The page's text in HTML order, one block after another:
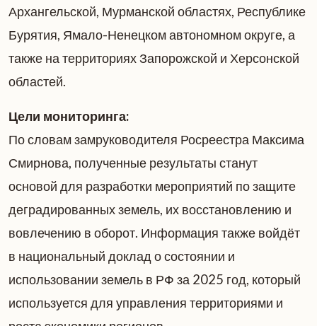
Архангельской, Мурманской областях, Республике
Бурятия, Ямало-Ненецком автономном округе, а
также на территориях Запорожской и Херсонской
областей.
Цели мониторинга:
По словам замруководителя Росреестра Максима
Смирнова, полученные результаты станут
основой для разработки мероприятий по защите
деградированных земель, их восстановлению и
вовлечению в оборот. Информация также войдёт
в национальный доклад о состоянии и
использовании земель в РФ за 2025 год, который
используется для управления территориями и